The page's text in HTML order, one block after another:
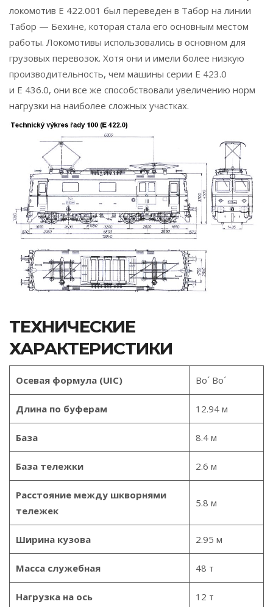
локомотив Е 422.001 был переведен в Табор на линии
Табор — Бехине, которая стала его основным местом
работы. Локомотивы использовались в основном для
грузовых перевозок. Хотя они и имели более низкую
производительность, чем машины серии Е 423.0
и Е 436.0, они все же способствовали увеличению норм
нагрузки на наиболее сложных участках.
ТЕХНИЧЕСКИЕ
ХАРАКТЕРИСТИКИ
Осевая формула (UIC) Bo´ Bo´
Длина по буферам 12.94 м
База 8.4 м
База тележки 2.6 м
Расстояние между шкворнями
тележек
5.8 м
Ширина кузова 2.95 м
Масса служебная 48 т
Нагрузка на ось 12 т